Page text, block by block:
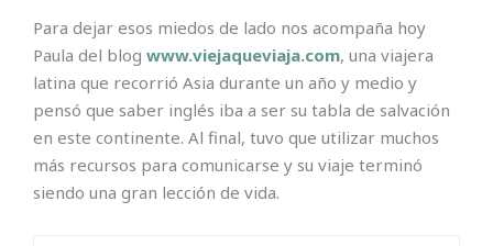
Para dejar esos miedos de lado nos acompaña hoy
Paula del blog www.viejaqueviaja.com, una viajera
latina que recorrió Asia durante un año y medio y
pensó que saber inglés iba a ser su tabla de salvación
en este continente. Al final, tuvo que utilizar muchos
más recursos para comunicarse y su viaje terminó
siendo una gran lección de vida.